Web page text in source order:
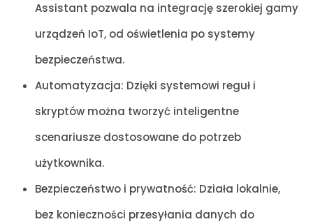
Assistant pozwala na integrację szerokiej gamy
urządzeń IoT, od oświetlenia po systemy
bezpieczeństwa.
Automatyzacja: Dzięki systemowi reguł i
skryptów można tworzyć inteligentne
scenariusze dostosowane do potrzeb
użytkownika.
Bezpieczeństwo i prywatność: Działa lokalnie,
bez konieczności przesyłania danych do